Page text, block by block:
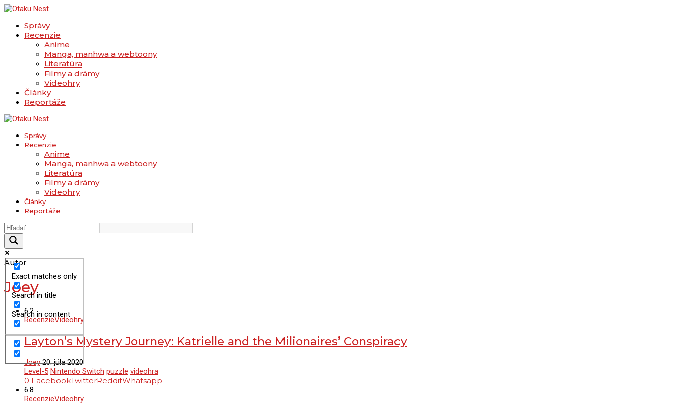
Správy
Recenzie
Anime
Manga, manhwa a webtoony
Literatúra
Filmy a drámy
Videohry
Články
Reportáže
Správy
Recenzie
Anime
Manga, manhwa a webtoony
Literatúra
Filmy a drámy
Videohry
Články
Reportáže
Exact matches only
Search in title
Search in content
Autor
Joey
6.2
RecenzieVideohry
Layton’s Mystery Journey: Katrielle and the Milionaires’ Conspiracy
Joey 20. júla 2020
Level-5 Nintendo Switch puzzle videohra
0 FacebookTwitterRedditWhatsapp
6.8
RecenzieVideohry